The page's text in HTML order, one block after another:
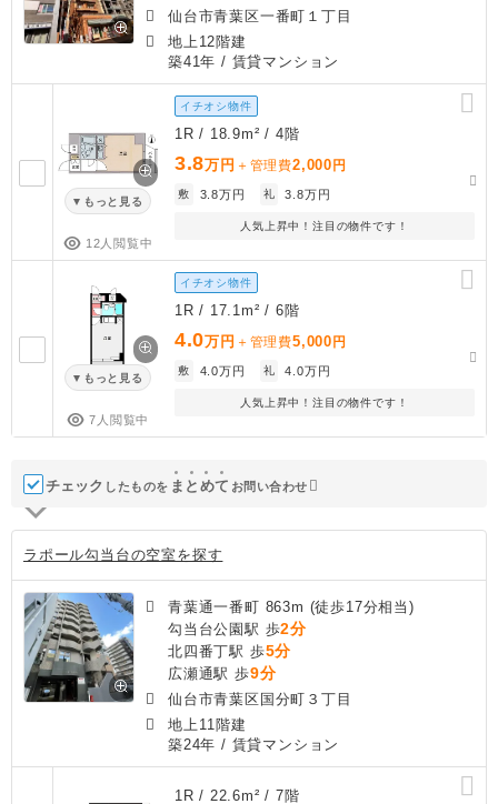
仙台市青葉区一番町１丁目
地上12階建
築41年 / 賃貸マンション
もっと見る
12人閲覧中
イチオシ物件
1R / 18.9m² / 4階
3.8万円 ＋管理費2,000 円
敷 3.8万円 礼 3.8万円
人気上昇中！注目の物件です！
もっと見る
7人閲覧中
イチオシ物件
1R / 17.1m² / 6階
4.0万円 ＋管理費5,000 円
敷 4.0万円 礼 4.0万円
人気上昇中！注目の物件です！
チェック したものを ま と めて お問い合わせ
ラポール勾当台の空室を探す
青葉通一番町 863m (徒歩17分相当)
勾当台公園駅 歩2分
北四番丁駅 歩5分
広瀬通駅 歩9分
仙台市青葉区国分町３丁目
地上11階建
築24年 / 賃貸マンション
1R / 22.6m² / 7階